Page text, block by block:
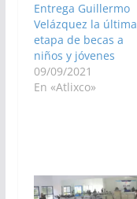
Entrega Guillermo
Velázquez la última
etapa de becas a
niños y jóvenes
09/09/2021
En «Atlixco»